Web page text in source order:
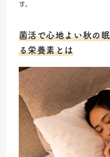
す。
菌活で心地よい秋の
る栄養素とは